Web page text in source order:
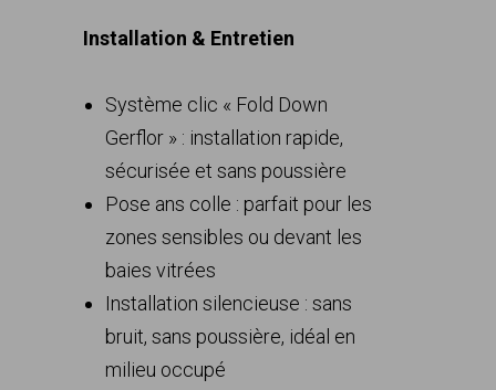
Installation & Entretien
Système clic « Fold Down
Gerflor » : installation rapide,
sécurisée et sans poussière
Pose ans colle : parfait pour les
zones sensibles ou devant les
baies vitrées
Installation silencieuse : sans
bruit, sans poussière, idéal en
milieu occupé